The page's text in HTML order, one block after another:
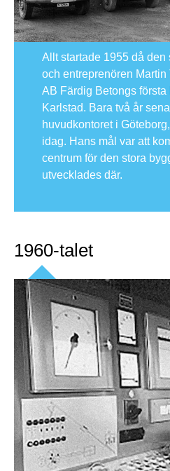
Allt startade 1955 då
och entreprenören
AB Färdig Betongs första
Karlstad. Bara två år
huvudkontoret i
idag. Hans mål var att
centrum för den stora
utvecklades där.
1960-talet